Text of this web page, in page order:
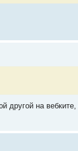
другой на вебките,